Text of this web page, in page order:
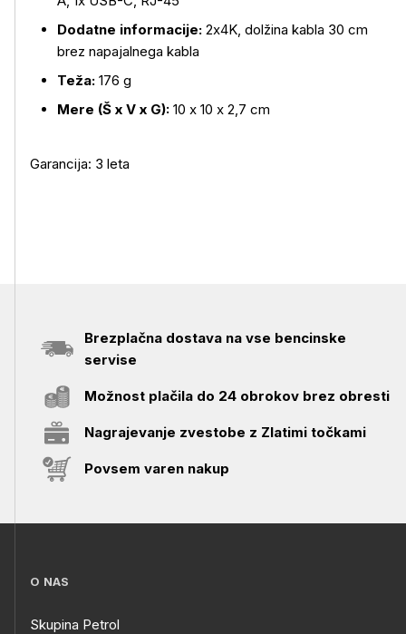
Dodatne informacije: 2x4K, dolžina kabla 30 cm
brez napajalnega kabla
Teža: 176 g
Mere (Š x V x G): 10 x 10 x 2,7 cm
Garancija: 3 leta
Brezplačna dostava na vse bencinske
servise
Možnost plačila do 24 obrokov brez obresti
Nagrajevanje zvestobe z Zlatimi točkami
Povsem varen nakup
O NAS
Skupina Petrol